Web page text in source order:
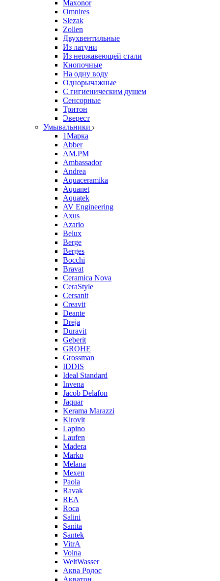
Maxonor
Omnires
Slezak
Zollen
Двухвентильные
Из латуни
Из нержавеющей стали
Кнопочные
На одну воду
Однорычажные
С гигиеническим душем
Сенсорные
Тритон
Эверест
Умывальники
1Марка
Abber
AM.PM
Ambassador
Andrea
Aquaceramika
Aquanet
Aquatek
AV Engineering
Axus
Azario
Belux
Berge
Berges
Bocchi
Bravat
Ceramica Nova
CeraStyle
Cersanit
Creavit
Deante
Dreja
Duravit
Geberit
GROHE
Grossman
IDDIS
Ideal Standard
Invena
Jacob Delafon
Jaquar
Kerama Marazzi
Kirovit
Lapino
Laufen
Madera
Marko
Melana
Mexen
Paola
Ravak
REA
Roca
Salini
Sanita
Santek
VitrA
Volna
WeltWasser
Аква Родос
Акватон